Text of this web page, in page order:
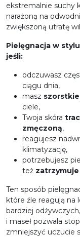
ekstremalnie suchy
narażoną na
zwiększoną utratę
Pielęgnacja w
jeśli:
odczuwasz
ciągu dnia,
masz
ciele,
Twoja skóra
zmęczoną,
reagujesz
klimatyzację,
potrzebujesz
też
Ten sposób
które źle reagują na
bardziej
i maseł pozwala
zmniejszyć uczucie